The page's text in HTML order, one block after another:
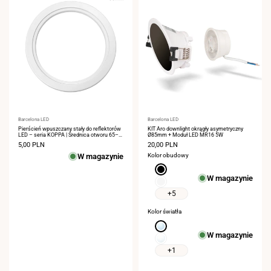
Dostawca:
Barcelona LED
Pierścień wpuszczany stały do reflektorów
LED – seria KOPPA | Średnica otworu 65–
Cena
5,00 PLN
W magazynie
Dostawca:
Barcelona LED
KIT Aro downlight okrągły asymetryczny
Ø85mm + Moduł LED MR16 5W
Cena
sprzedaży
20,00 PLN
Kolor obudowy
Czarny
+5
W magazynie
Kolor światła
Zimna
6000K
+1
W magazynie